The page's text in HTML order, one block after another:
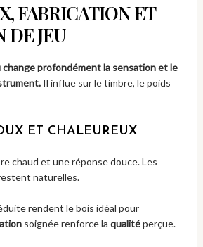
FABRICATION ET
DE JEU
change profondément la sensation et le
Il influe sur le timbre, le poids
ET CHALEUREUX
chaud et une réponse douce. Les
naturelles.
rendent le bois idéal pour
soignée renforce la qualitéperçue.